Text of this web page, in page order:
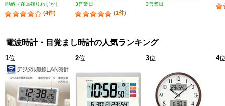
即納（在庫残りわずか）
(4件)
3営業日
(1件)
3営業日
電波時計・目覚まし時計の人気ランキング
1位 2位 3位 4